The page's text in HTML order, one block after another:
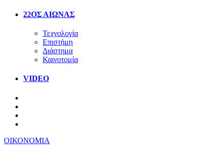
22ΟΣ ΑΙΩΝΑΣ
Τεχνολογία
Επιστήμη
Διάστημα
Καινοτομία
VIDEO
ΟΙΚΟΝΟΜΙΑ